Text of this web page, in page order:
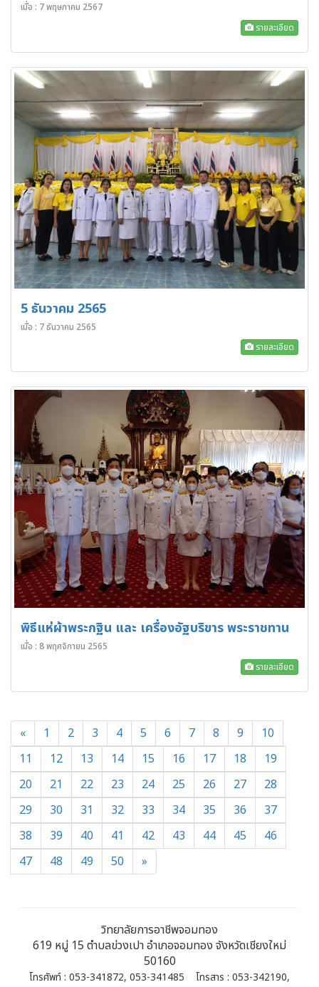
เมื่อ : 7 พฤษภาคม 2567
รายละเอียด
5 ธันวาคม 2565
เมื่อ : 7 ธันวาคม 2565
รายละเอียด
พิธีแห่ผ้าพระกฐิน และ เครื่องอัฐบริขาร พระราชทาน
เมื่อ : 8 พฤศจิกายน 2565
รายละเอียด
« 1 2 3 4 5 6 7 8 9
10
11
12 13 14 15 16 17 18
19
20
21 22 23 24 25 26 27
28
29
30 31 32 33 34 35 36
37
38
39 40 41 42 43 44 45
46
47
48 49 50 »
วิทยาลัยการอาชีพจอมทอง
619 หมู่ 15 ตำบลข่วงเปา อำเภอจอมทอง จังหวัดเชียงใหม่
50160
โทรศัพท์ : 053-341872, 053-341485 โทรสาร : 053-342190,